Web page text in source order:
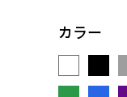
カラー